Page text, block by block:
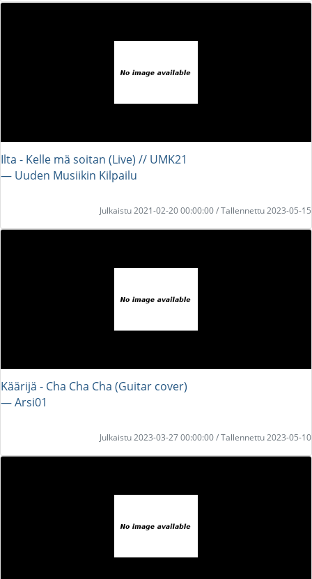
Ilta - Kelle mä soitan (Live) // UMK21
― Uuden Musiikin Kilpailu
Julkaistu 2021-02-20 00:00:00 / Tallennettu 2023-05-15
Käärijä - Cha Cha Cha (Guitar cover)
― Arsi01
Julkaistu 2023-03-27 00:00:00 / Tallennettu 2023-05-10